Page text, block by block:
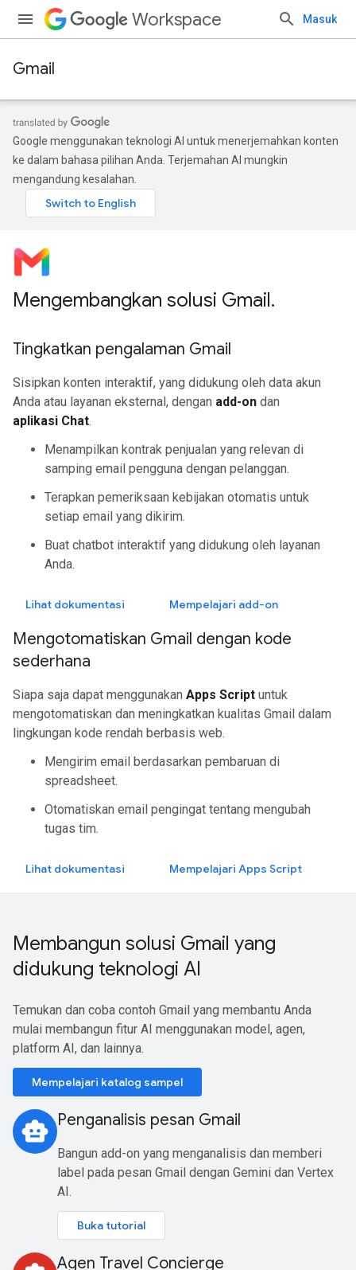
Workspace Masuk
Gmail
Google menggunakan teknologi AI untuk menerjemahkan konten
ke dalam bahasa pilihan Anda. Terjemahan AI mungkin
mengandung kesalahan.
Mengembangkan solusi Gmail.
Tingkatkan pengalaman Gmail
Sisipkan konten interaktif, yang didukung oleh data akun
Anda atau layanan eksternal, dengan add-on dan
aplikasi Chat.
Menampilkan kontrak penjualan yang relevan di
samping email pengguna dengan pelanggan.
Terapkan pemeriksaan kebijakan otomatis untuk
setiap email yang dikirim.
Buat chatbot interaktif yang didukung oleh layanan
Anda.
Lihat dokumentasi Mempelajari add-on
Mengotomatiskan Gmail dengan kode
sederhana
Siapa saja dapat menggunakan Apps Script untuk
mengotomatiskan dan meningkatkan kualitas Gmail dalam
lingkungan kode rendah berbasis web.
Mengirim email berdasarkan pembaruan di
spreadsheet.
Otomatiskan email pengingat tentang mengubah
tugas tim.
Lihat dokumentasi Mempelajari Apps Script
Membangun solusi Gmail yang
didukung teknologi AI
Temukan dan coba contoh Gmail yang membantu Anda
mulai membangun fitur AI menggunakan model, agen,
platform AI, dan lainnya.
Mempelajari katalog sampel
smart_toy Penganalisis pesan Gmail
Bangun add-on yang menganalisis dan memberi
label pada pesan Gmail dengan Gemini dan Vertex
AI.
Buka tutorial
Agen Travel Concierge